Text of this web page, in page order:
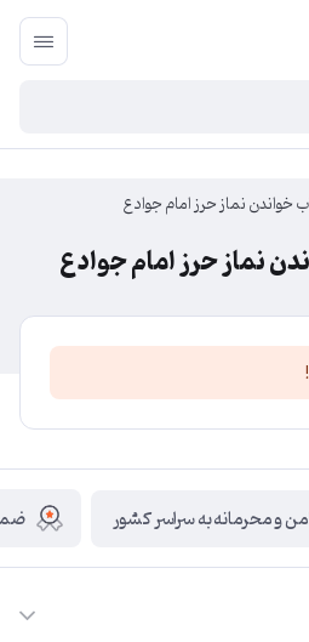
449f43cf-
خواندن نماز حرز امام جواد ع
نماز حرز امام جواد ع
و محرمانه به سراسر کشور